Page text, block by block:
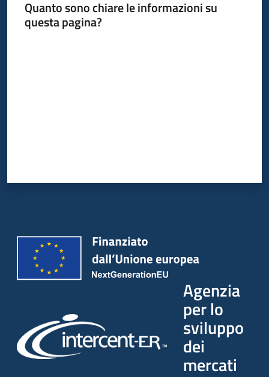
Quanto sono chiare le informazioni su
questa pagina?
Agenzia
per lo
sviluppo
dei
mercati